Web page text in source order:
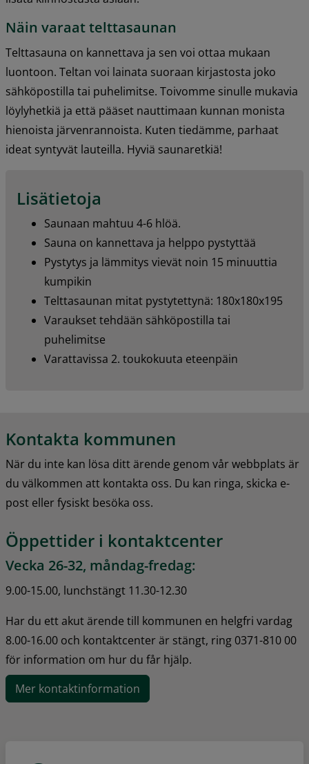
Näin varaat telttasaunan
Telttasauna on kannettava ja sen voi ottaa mukaan
luontoon. Teltan voi lainata suoraan kirjastosta joko
sähköpostilla tai puhelimitse. Toivomme sinulle mukavia
löylyhetkiä ja että pääset nauttimaan kunnan monista
hienoista järvenrannoista. Kuten tiedämme, parhaat
ideat syntyvät lauteilla. Hyviä saunaretkiä!
Lisätietoja
Saunaan mahtuu 4-6 hlöä.
Sauna on kannettava ja helppo pystyttää
Pystytys ja lämmitys vievät noin 15 minuuttia
kumpikin
Telttasaunan mitat pystytettynä: 180x180x195
Varaukset tehdään sähköpostilla tai
puhelimitse
Varattavissa 2. toukokuuta eteenpäin
Kontakta kommunen
När du inte kan lösa ditt ärende genom vår webbplats är
du välkommen att kontakta oss. Du kan ringa, skicka e-
post eller fysiskt besöka oss.
Öppettider i kontaktcenter
Vecka 26-32, måndag-fredag:
9.00-15.00, lunchstängt 11.30-12.30
Har du ett akut ärende till kommunen en helgfri vardag
8.00-16.00 och kontaktcenter är stängt, ring 0371-810 00
för information om hur du får hjälp.
Mer kontaktinformation